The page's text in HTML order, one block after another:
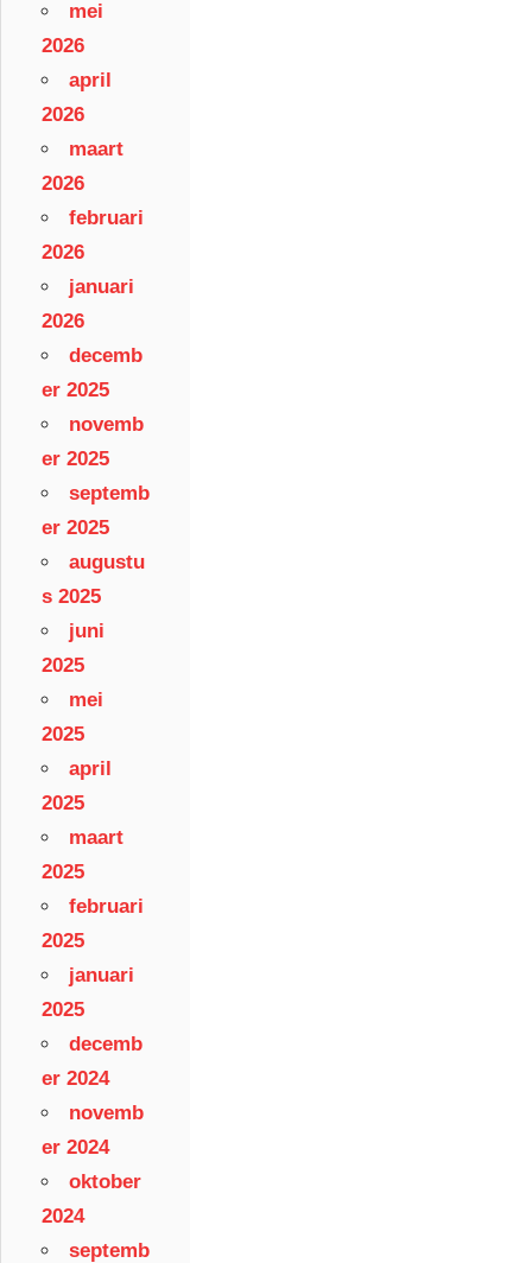
mei
2026
april
2026
maart
2026
februari
2026
januari
2026
decemb
er 2025
novemb
er 2025
septemb
er 2025
augustu
s 2025
juni
2025
mei
2025
april
2025
maart
2025
februari
2025
januari
2025
decemb
er 2024
novemb
er 2024
oktober
2024
septemb